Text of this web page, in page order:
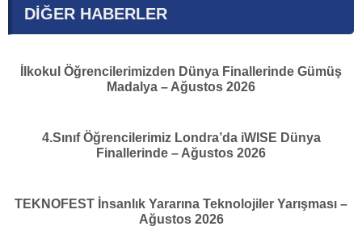
DİĞER HABERLER
İlkokul Öğrencilerimizden Dünya Finallerinde Gümüş
Madalya – Ağustos 2026
4.Sınıf Öğrencilerimiz Londra’da iWISE Dünya
Finallerinde – Ağustos 2026
TEKNOFEST İnsanlık Yararına Teknolojiler Yarışması –
Ağustos 2026